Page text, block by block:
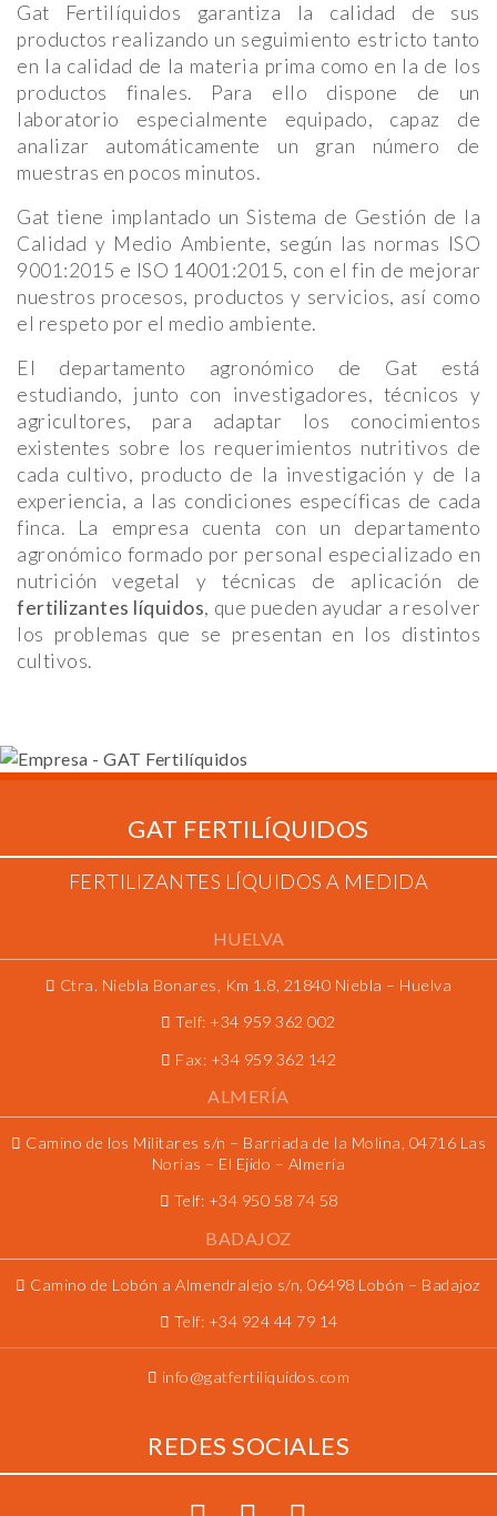
Gat Fertilíquidos garantiza la calidad de sus
productos realizando un seguimiento estricto tanto
en la calidad de la materia prima como en la de los
productos finales. Para ello dispone de un
laboratorio especialmente equipado, capaz de
analizar automáticamente un gran número de
muestras en pocos minutos.
Gat tiene implantado un Sistema de Gestión de la
Calidad y Medio Ambiente, según las normas ISO
9001:2015 e ISO 14001:2015, con el fin de mejorar
nuestros procesos, productos y servicios, así como
el respeto por el medio ambiente.
El departamento agronómico de Gat está
estudiando, junto con investigadores, técnicos y
agricultores, para adaptar los conocimientos
existentes sobre los requerimientos nutritivos de
cada cultivo, producto de la investigación y de la
experiencia, a las condiciones específicas de cada
finca. La empresa cuenta con un departamento
agronómico formado por personal especializado en
nutrición vegetal y técnicas de aplicación de
fertilizantes líquidos, que pueden ayudar a resolver
los problemas que se presentan en los distintos
cultivos.
GAT FERTILÍQUIDOS
FERTILIZANTES LÍQUIDOS A MEDIDA
HUELVA
Ctra. Niebla Bonares, Km 1.8, 21840 Niebla – Huelva
Telf: +34 959 362 002
Fax: +34 959 362 142
ALMERÍA
Camino de los Militares s/n – Barriada de la Molina, 04716 Las
Norias – El Ejido – Almería
Telf: +34 950 58 74 58
BADAJOZ
Camino de Lobón a Almendralejo s/n, 06498 Lobón – Badajoz
Telf: +34 924 44 79 14
info@gatfertiliquidos.com
REDES SOCIALES